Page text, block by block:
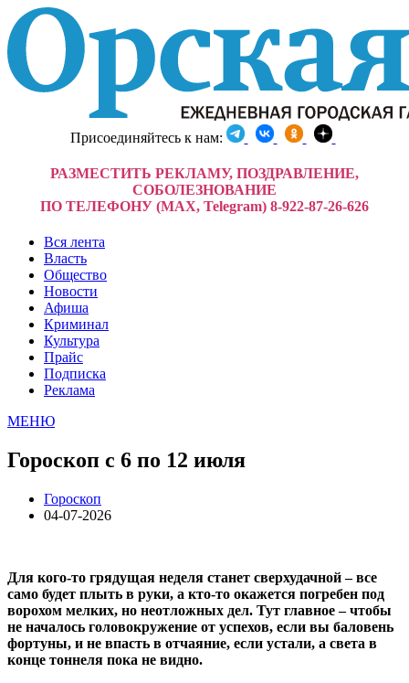
Присоединяйтесь к нам:
РАЗМЕСТИТЬ РЕКЛАМУ, ПОЗДРАВЛЕНИЕ,
СОБОЛЕЗНОВАНИЕ
ПО ТЕЛЕФОНУ (MAX, Telegram) 8-922-87-26-626
Вся лента
Власть
Общество
Новости
Афиша
Криминал
Культура
Прайс
Подписка
Реклама
МЕНЮ
Гороскоп с 6 по 12 июля
Гороскоп
04-07-2026
Для кого-то грядущая неделя станет сверхудачной – все
само будет плыть в руки, а кто-то окажется погребен под
ворохом мелких, но неотложных дел. Тут главное – чтобы
не началось головокружение от успехов, если вы баловень
фортуны, и не впасть в отчаяние, если устали, а света в
конце тоннеля пока не видно.